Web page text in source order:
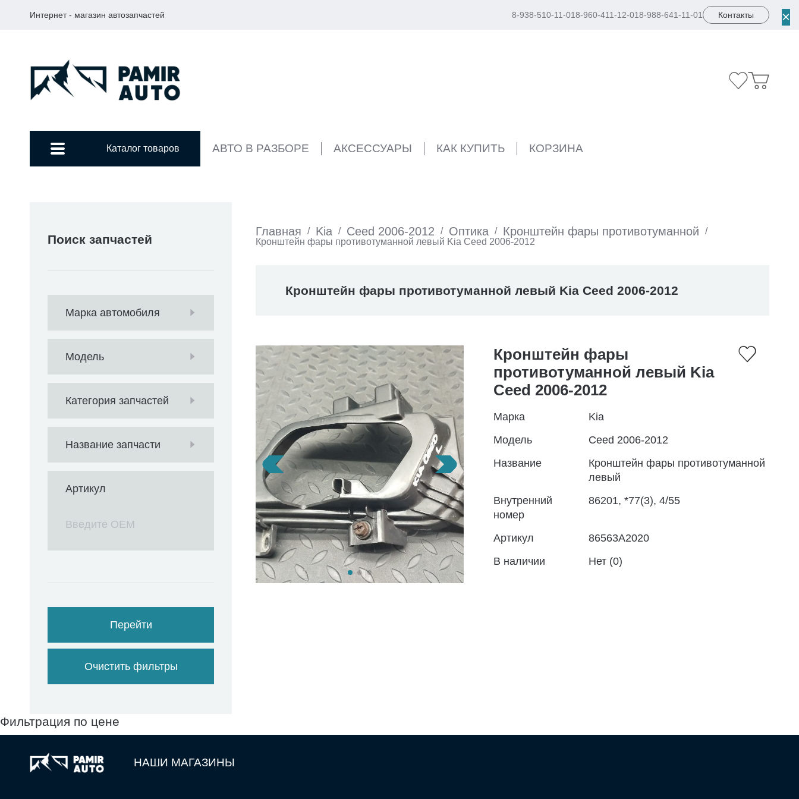
Интернет - магазин автозапчастей 8-938-510-11-018-960-411-12-018-988-641-11-01 Контакты
Каталог товаров АВТО В РАЗБОРЕ АКСЕССУАРЫ КАК КУПИТЬ КОРЗИНА
×
Поиск запчастей
Марка автомобиля
Модель
Категория запчастей
Название запчасти
Артикул
Перейти
Очистить фильтры
Главная / Kia / Ceed 2006-2012 / Оптика / Кронштейн фары противотуманной
/
Кронштейн фары противотуманной левый Kia Ceed 2006-2012
Кронштейн фары противотуманной левый Kia Ceed 2006-2012
Кронштейн фары
противотуманной левый Kia
Ceed 2006-2012
Марка
Kia
Модель
Ceed 2006-2012
Название
Кронштейн фары противотуманной
левый
Внутренний
номер
86201, *77(3), 4/55
Артикул
86563A2020
В наличии
Нет (0)
Фильтрация по цене
НАШИ МАГАЗИНЫ